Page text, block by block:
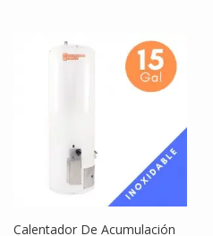
Calentador De Acumulación